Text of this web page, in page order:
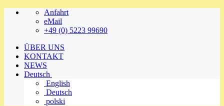
Zum
Anfahrt
eMail
+49 (0) 5223 99690
ÜBER UNS
KONTAKT
NEWS
Deutsch
English
Deutsch
polski